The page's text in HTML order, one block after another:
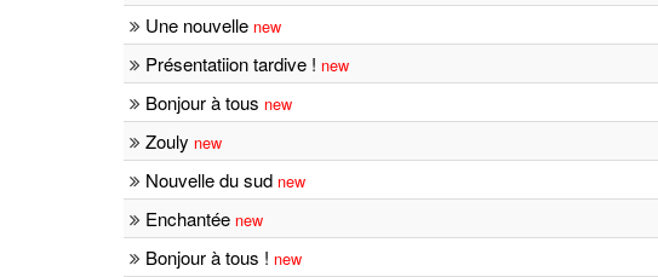
Une nouvelle new
Présentatiion tardive ! new
Bonjour à tous new
Zouly new
Nouvelle du sud new
Enchantée new
Bonjour à tous ! new